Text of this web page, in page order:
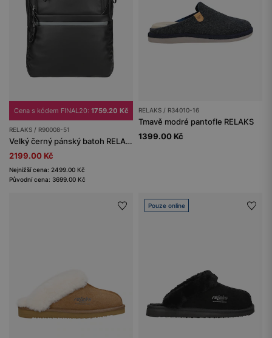
Cena s kódem FINAL20: 1759.20 Kč
RELAKS / R90008-51
Velký černý pánský batoh RELAKS
2199.00 Kč
Nejnižší cena: 2499.00 Kč
Původní cena: 3699.00 Kč
RELAKS / R34010-16
Tmavě modré pantofle RELAKS
1399.00 Kč
Pouze online